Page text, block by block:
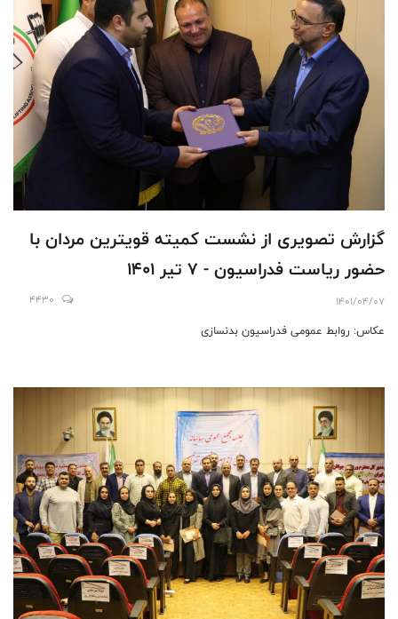
گزارش تصویری از نشست کمیته قویترین مردان با
حضور ریاست فدراسیون - 7 تیر 1401
1401/04/07
4430
عکاس: روابط عمومی فدراسیون بدنسازی